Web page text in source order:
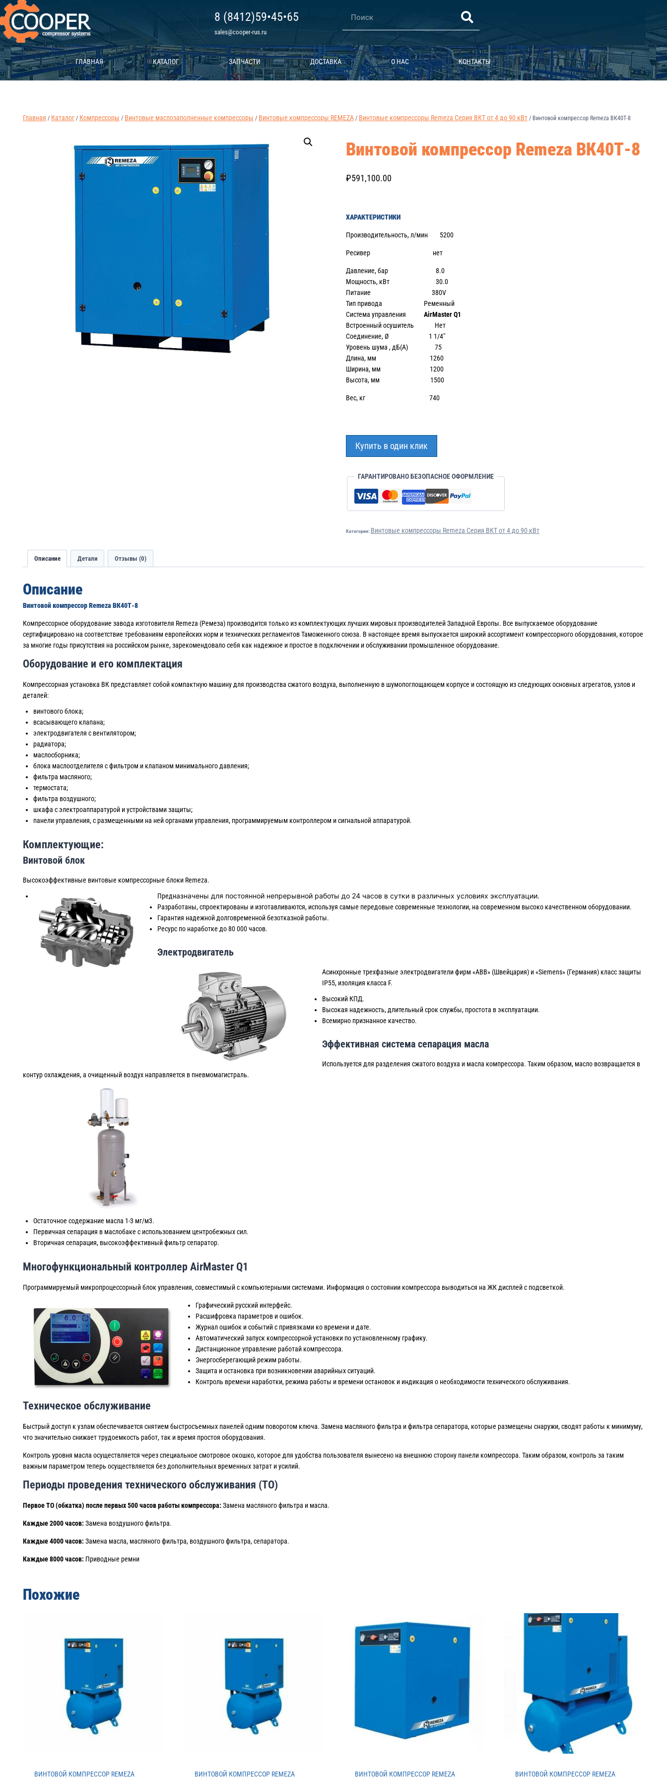
8 (8412)59•45•65
sales@cooper-rus.ru
ГЛАВНАЯ КАТАЛОГ ЗАПЧАСТИ ДОСТАВКА О НАС КОНТАКТЫ
Главная / Каталог / Компрессоры / Винтовые маслозаполненные компрессоры / Винтовые компрессоры REMEZA / Винтовые компрессоры Remeza Серия ВКТ от 4 до 90 кВт / Винтовой компрессор Remeza ВК40Т-8
Винтовой компрессор Remeza ВК40Т-8
₽591,100.00
ХАРАКТЕРИСТИКИ
Производительность, л/мин 5200
Ресивер нет
Давление, бар 8.0
Мощность, кВт 30.0
Питание 380V
Тип привода Ременный
Система управленияAirMaster Q1
Встроенный осушитель Нет
Соединение, Ø 1 1/4″
Уровень шума , дБ(А) 75
Длина, мм 1260
Ширина, мм 1200
Высота, мм 1500
Вес, кг 740
Купить в один клик
ГАРАНТИРОВАНО БЕЗОПАСНОЕ ОФОРМЛЕНИЕ
Категория: Винтовые компрессоры Remeza Серия ВКТ от 4 до 90 кВт
Описание Детали Отзывы (0)
Описание
Винтовой компрессор Remeza ВК40Т-8
Компрессорное оборудование завода изготовителя Remeza (Ремеза) производится только из комплектующих лучших мировых производителей Западной Европы. Все выпускаемое оборудование
сертифицировано на соответствие требованиям европейских норм и технических регламентов Таможенного союза. В настоящее время выпускается широкий ассортимент компрессорного оборудования, которое
за многие годы присутствия на российском рынке, зарекомендовало себя как надежное и простое в подключении и обслуживании промышленное оборудование.
Оборудование и его комплектация
Компрессорная установка ВК представляет собой компактную машину для производства сжатого воздуха, выполненную в шумопоглощающем корпусе и состоящую из следующих основных агрегатов, узлов и
деталей:
винтового блока;
всасывающего клапана;
электродвигателя с вентилятором;
радиатора;
маслосборника;
блока маслоотделителя с фильтром и клапаном минимального давления;
фильтра масляного;
термостата;
фильтра воздушного;
шкафа с электроаппаратурой и устройствами защиты;
панели управления, с размещенными на ней органами управления, программируемым контроллером и сигнальной аппаратурой.
Комплектующие:
Винтовой блок
Высокоэффективные винтовые компрессорные блоки Remeza.
Предназначены для постоянной непрерывной работы до 24 часов в сутки в различных условиях эксплуатации.
Разработаны, спроектированы и изготавливаются, используя самые передовые современные технологии, на современном высоко качественном оборудовании.
Гарантия надежной долговременной безотказной работы.
Ресурс по наработке до 80 000 часов.
Электродвигатель
Асинхронные трехфазные электродвигатели фирм «ABB» (Швейцария) и «Siemens» (Германия) класс защиты
IP55, изоляция класса F.
Высокий КПД.
Высокая надежность, длительный срок службы, простота в эксплуатации.
Всемирно признанное качество.
Эффективная система сепарация масла
Используется для разделения сжатого воздуха и масла компрессора. Таким образом, масло возвращается в
контур охлаждения, а очищенный воздух направляется в пневмомагистраль.
Остаточное содержание масла 1-3 мг/м3.
Первичная сепарация в маслобаке с использованием центробежных сил.
Вторичная сепарация, высокоэффективный фильтр сепаратор.
Многофункциональный контроллер AirMaster Q1
Программируемый микропроцессорный блок управления, совместимый с компьютерными системами. Информация о состоянии компрессора выводиться на ЖК дисплей с подсветкой.
Графический русский интерфейс.
Расшифровка параметров и ошибок.
Журнал ошибок и событий с привязками ко времени и дате.
Автоматический запуск компрессорной установки по установленному графику.
Дистанционное управление работай компрессора.
Энергосберегающий режим работы.
Защита и остановка при возникновении аварийных ситуаций.
Контроль времени наработки, режима работы и времени остановок и индикация о необходимости технического обслуживания.
Техническое обслуживание
Быстрый доступ к узлам обеспечивается снятием быстросъемных панелей одним поворотом ключа. Замена масляного фильтра и фильтра сепаратора, которые размещены снаружи, сводят работы к минимуму,
что значительно снижает трудоемкость работ, так и время простоя оборудования.
Контроль уровня масла осуществляется через специальное смотровое окошко, которое для удобства пользователя вынесено на внешнюю сторону панели компрессора. Таким образом, контроль за таким
важным параметром теперь осуществляется без дополнительных временных затрат и усилий.
Периоды проведения технического обслуживания (ТО)
Первое ТО (обкатка) после первых 500 часов работы компрессора: Замена масляного фильтра и масла.
Каждые 2000 часов: Замена воздушного фильтра.
Каждые 4000 часов: Замена масла, масляного фильтра, воздушного фильтра, сепаратора.
Каждые 8000 часов: Приводные ремни
Похожие
ВИНТОВОЙ КОМПРЕССОР REMEZA ВИНТОВОЙ КОМПРЕССОР REMEZA ВИНТОВОЙ КОМПРЕССОР REMEZA ВИНТОВОЙ КОМПРЕССОР REMEZA